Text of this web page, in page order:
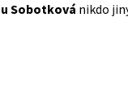
Sobotková nikdo